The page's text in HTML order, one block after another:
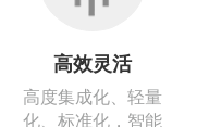
高效灵活
高度集成化、轻量
化、标准化，智能